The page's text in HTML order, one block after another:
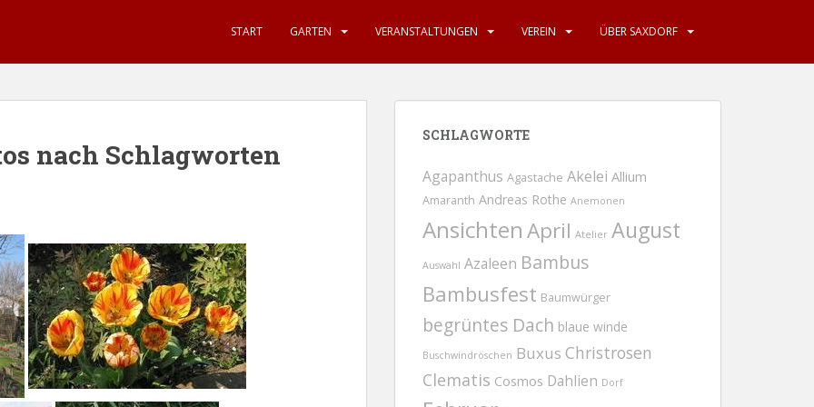
START GARTEN VERANSTALTUNGEN VEREIN ÜBER SAXDORF
nach Schlagworten
SCHLAGWORTE
Agapanthus Agastache Akelei Allium
Amaranth Andreas Rothe Anemonen
AnsichtenApril Atelier August
Auswahl Azaleen Bambus
Bambusfest Baumwürger
begrüntes Dach blaue winde
Buschwindröschen Buxus Christrosen
Clematis Cosmos Dahlien Dorf